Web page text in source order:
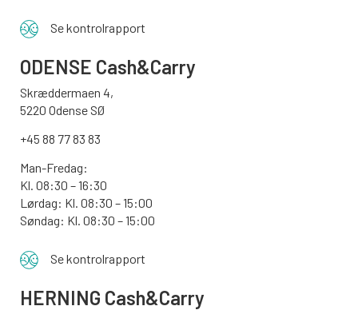
Se kontrolrapport
ODENSE Cash&Carry
Skræddermaen 4,
5220 Odense SØ
+45 88 77 83 83
Man-Fredag:
Kl. 08:30 – 16:30
Lørdag: Kl. 08:30 – 15:00
Søndag: Kl. 08:30 – 15:00
Se kontrolrapport
HERNING Cash&Carry